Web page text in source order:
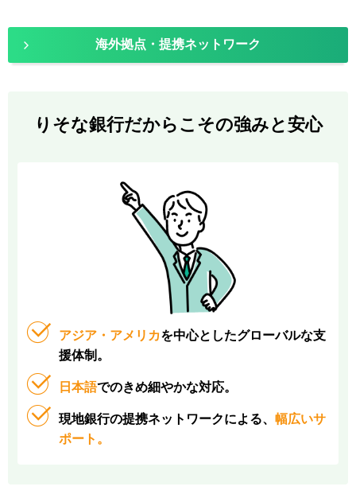
海外拠点・提携ネットワーク
りそな銀行だからこその強みと安心
アジア・アメリカを中心としたグローバルな支
援体制。
日本語でのきめ細やかな対応。
現地銀行の提携ネットワークによる、 幅広いサ
ポート。